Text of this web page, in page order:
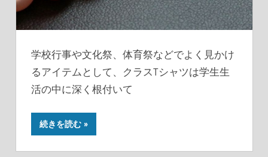
学校行事や文化祭、体育祭などでよく見かけ
るアイテムとして、クラスTシャツは学生生
活の中に深く根付いて
続きを読む